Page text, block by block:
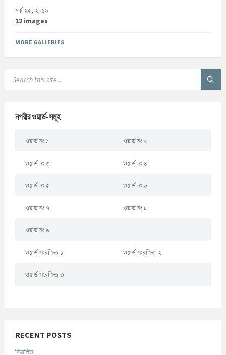
মার্চ ২৫, ২০১৯
12 images
MORE GALLERIES
নগরীর ওয়ার্ড-সমূহ
ওয়ার্ড নং ১ ওয়ার্ড নং ২
ওয়ার্ড নং ৩ ওয়ার্ড নং ৪
ওয়ার্ড নং ৫ ওয়ার্ড নং ৬
ওয়ার্ড নং ৭ ওয়ার্ড নং ৮
ওয়ার্ড নং ৯
ওয়ার্ড সংরক্ষিত-১ ওয়ার্ড সংরক্ষিত-২
ওয়ার্ড সংরক্ষিত-৩
RECENT POSTS
বিজ্ঞপ্তি